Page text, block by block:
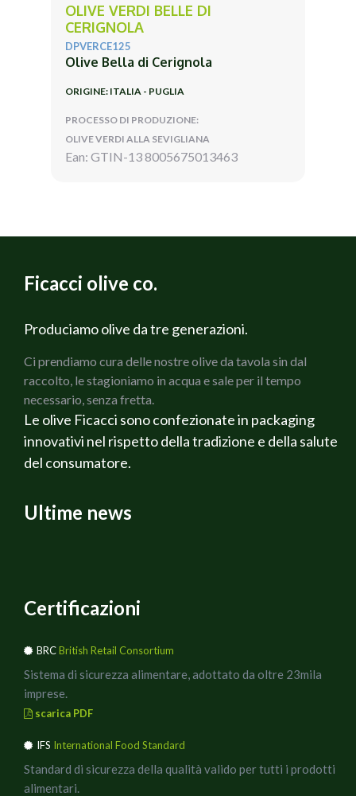
OLIVE VERDI BELLE DI
CERIGNOLA
DPVERCE125
Olive Bella di Cerignola
ORIGINE: ITALIA - PUGLIA
PROCESSO DI PRODUZIONE:
OLIVE VERDI ALLA SEVIGLIANA
Ean: GTIN-13 8005675013463
Ficacci olive co.
Produciamo olive da tre generazioni.
Ci prendiamo cura delle nostre olive da tavola sin dal
raccolto, le stagioniamo in acqua e sale per il tempo
necessario, senza fretta.
Le olive Ficacci sono confezionate in packaging
innovativi nel rispetto della tradizione e della salute
del consumatore.
Ultime news
Certificazioni
BRCBritish Retail Consortium
Sistema di sicurezza alimentare, adottato da oltre 23mila
imprese.
scarica PDF
IFS International Food Standard
Standard di sicurezza della qualità valido per tutti i prodotti
alimentari.